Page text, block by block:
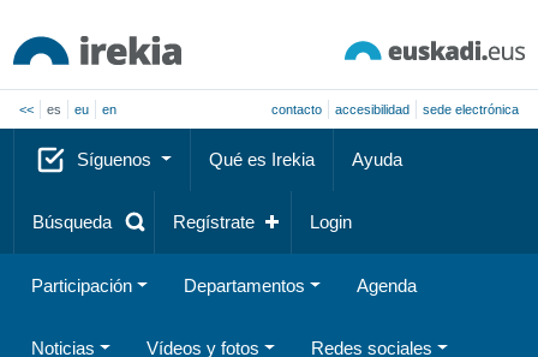
<< es eu en contacto accesibilidad sede electrónica
Síguenos Qué es Irekia Ayuda
Búsqueda Regístrate Login
Participación Departamentos Agenda
Noticias Vídeos y fotos Redes sociales